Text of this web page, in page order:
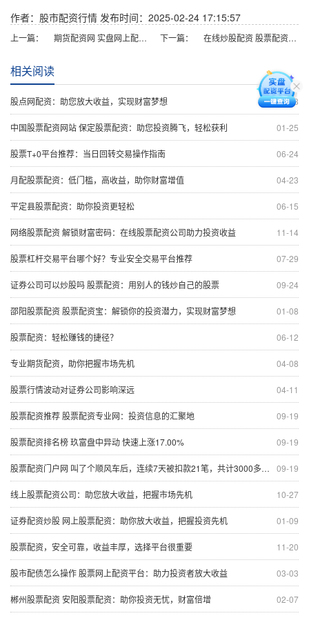
作者：股市配资行情 发布时间：2025-02-24 17:15:57
上一篇： 期货配资网 实盘网上配资炒股，轻松放大收益！ 下一篇： 在线炒股配资 股票配资最高杠杆，把握投资机遇
相关阅读
04-18
股点网配资：助您放大收益，实现财富梦想
01-25
中国股票配资网站 保定股票配资：助您投资腾飞，轻松获利
06-24
股票T+0平台推荐：当日回转交易操作指南
04-23
月配股票配资：低门槛，高收益，助你财富增值
06-15
平定县股票配资：助你投资更轻松
11-14
网络股票配资 解锁财富密码：在线股票配资公司助力投资收益
07-29
股票杠杆交易平台哪个好？专业安全交易平台推荐
09-24
证券公司可以炒股吗 股票配资：用别人的钱炒自己的股票
01-08
邵阳股票配资 股票配资宝：解锁你的投资潜力，实现财富梦想
06-12
股票配资：轻松赚钱的捷径？
04-08
专业期货配资，助你把握市场先机
04-11
股票行情波动对证券公司影响深远
09-19
股票配资推荐 股票配资专业网：投资信息的汇聚地
09-19
股票配资排名榜 玖富盘中异动 快速上涨17.00%
09-19
股票配资门户网 叫了个顺风车后，连续7天被扣款21笔，共计3000多元！平台回应：问题出在验证码上，已报警
10-27
线上股票配资公司：助您放大收益，把握市场先机
01-09
证券配资炒股 网上股票配资：助你放大收益，把握投资先机
11-20
股票配资，安全可靠，收益丰厚，选择平台很重要
03-03
股市配债怎么操作 股票网上配资平台：助力投资者放大收益
02-07
郴州股票配资 安阳股票配资：助你投资无忧，财富倍增